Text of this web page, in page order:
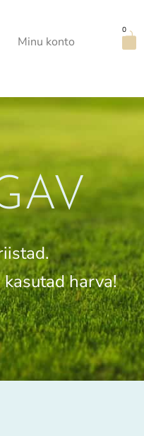
Minu konto
0
harva!